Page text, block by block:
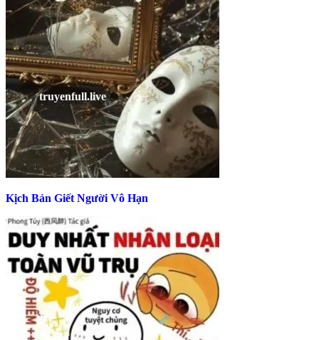
Kịch Bản Giết Người Vô Hạn